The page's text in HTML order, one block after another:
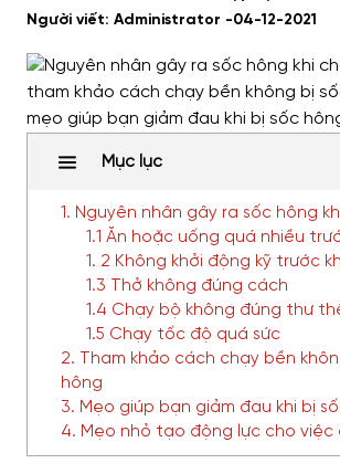
Người viết: Administrator -04-12-2021
Mục lục
1. Nguyên nhân gây ra sốc hông
1.1 Ăn hoặc uống quá nhiều
1. 2 Không khởi động kỹ trước
1.3 Thở không đúng cách
1.4 Chạy bộ không đúng thư
1.5 Chạy tốc độ quá sức
2. Tham khảo cách chạy bền
hông
3. Mẹo giúp bạn giảm đau khi bị
4. Mẹo nhỏ tạo động lực cho việc